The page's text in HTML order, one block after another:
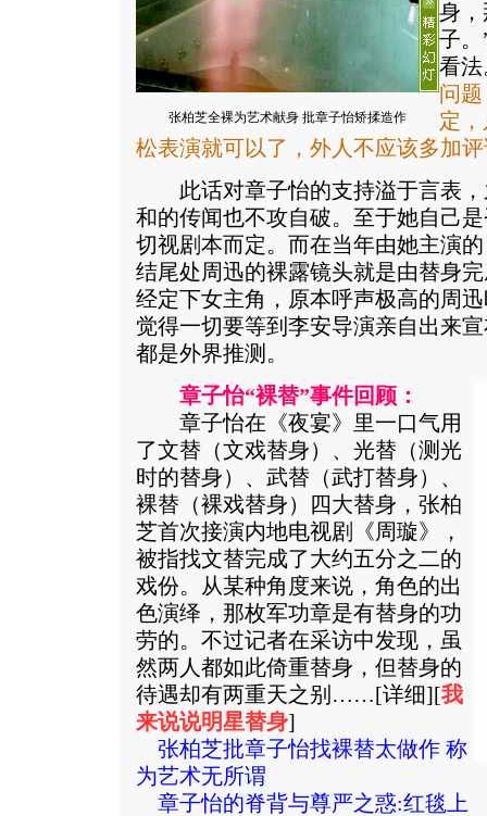
张柏芝全裸为艺术献身 批章子怡矫揉造作
身
子。
看法
问题
定
松表演就可以了，外人不应该多加评
此话对章子怡的支持溢于言表，
和的传闻也不攻自破。至于她自己
切视剧本而定。而在当年由她主演
结尾处周迅的裸露镜头就是由替身
经定下女主角，原本呼声极高的周
觉得一切要等到李安导演亲自出来
都是外界推测。
章子怡“裸替”事件回顾：
章子怡在《夜宴》里一口气用
了文替（文戏替身）、光替（测光
时的替身）、武替（武打替身）、
裸替（裸戏替身）四大替身，张柏
芝首次接演内地电视剧《周璇》，
被指找文替完成了大约五分之二的
戏份。从某种角度来说，角色的出
色演绎，那枚军功章是有替身的功
劳的。不过记者在采访中发现，虽
然两人都如此倚重替身，但替身的
待遇却有两重天之别 ……[详细][我
来说说明星替身]
张柏芝批章子怡找裸替太做作 称
为艺术无所谓
章子怡的脊背与尊严之惑:红毯上